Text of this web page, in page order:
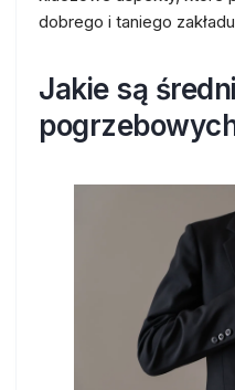
dobrego i taniego
Jakie są